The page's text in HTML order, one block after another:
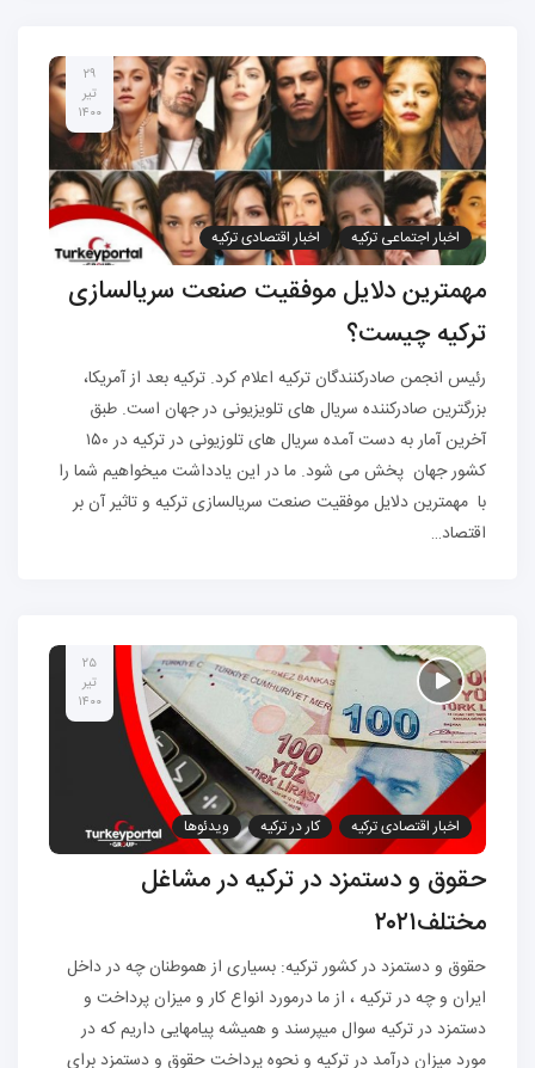
۲۹
تیر
۱۴۰۰
اخبار اجتماعی ترکیه اخبار اقتصادی ترکیه
مهمترین دلایل موفقیت صنعت سریالسازی
ترکیه چیست؟
رئیس انجمن صادرکنندگان ترکیه اعلام کرد. ترکیه بعد از آمریکا،
بزرگترین صادرکننده سریال های تلویزیونی در جهان است. طبق
آخرین آمار به دست آمده سریال های تلوزیونی در ترکیه در ۱۵۰
کشور جهان پخش می شود. ما در این یادداشت میخواهیم شما را
با مهمترین دلایل موفقیت صنعت سریالسازی ترکیه و تاثیر آن بر
اقتصاد…
۲۵
تیر
۱۴۰۰
اخبار اقتصادی ترکیه کار در ترکیه ویدئوها
حقوق و دستمزد در ترکیه در مشاغل
مختلف۲۰۲۱
حقوق و دستمزد در کشور ترکیه: بسیاری از هموطنان چه در داخل
ایران و چه در ترکیه ، از ما درمورد انواع کار و میزان پرداخت و
دستمزد در ترکیه سوال میپرسند و همیشه پیامهایی داریم که در
مورد میزان درآمد در ترکیه و نحوه پرداخت حقوق و دستمزد برای